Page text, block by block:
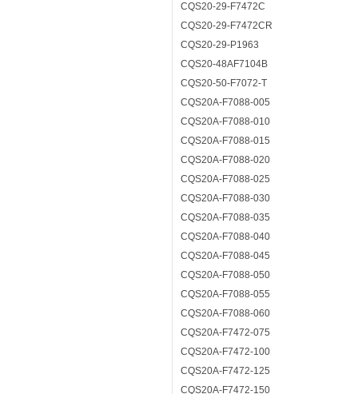
CQS20-29-F7472C
CQS20-29-F7472CR
CQS20-29-P1963
CQS20-48AF7104B
CQS20-50-F7072-T
CQS20A-F7088-005
CQS20A-F7088-010
CQS20A-F7088-015
CQS20A-F7088-020
CQS20A-F7088-025
CQS20A-F7088-030
CQS20A-F7088-035
CQS20A-F7088-040
CQS20A-F7088-045
CQS20A-F7088-050
CQS20A-F7088-055
CQS20A-F7088-060
CQS20A-F7472-075
CQS20A-F7472-100
CQS20A-F7472-125
CQS20A-F7472-150